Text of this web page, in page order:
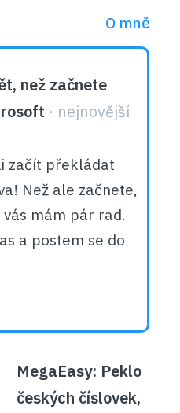
O mně
než začnete
začít překládat
Než ale začnete,
mám pár rad.
a postem se do
MegaEasy: Peklo
českých číslovek,